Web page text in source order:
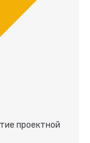
проектной